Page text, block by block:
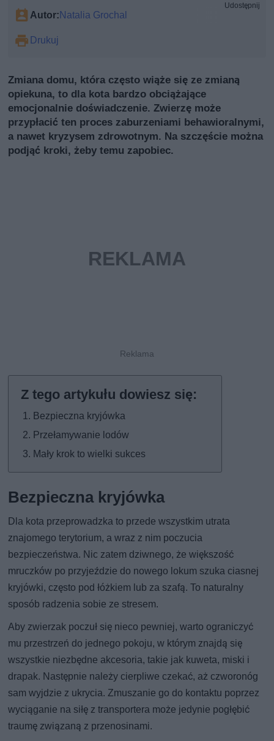
Autor:Natalia Grochal
Drukuj
Udostępnij
Zmiana domu, która często wiąże się ze zmianą
opiekuna, to dla kota bardzo obciążające
emocjonalnie doświadczenie. Zwierzę może
przypłacić ten proces zaburzeniami behawioralnymi,
a nawet kryzysem zdrowotnym. Na szczęście można
podjąć kroki, żeby temu zapobiec.
Bezpieczna kryjówka
Przełamywanie lodów
Mały krok to wielki sukces
Bezpieczna kryjówka
Dla kota przeprowadzka to przede wszystkim utrata
znajomego terytorium, a wraz z nim poczucia
bezpieczeństwa. Nic zatem dziwnego, że większość
mruczków po przyjeździe do nowego lokum szuka ciasnej
kryjówki, często pod łóżkiem lub za szafą. To naturalny
sposób radzenia sobie ze stresem.
Aby zwierzak poczuł się nieco pewniej, warto ograniczyć
mu przestrzeń do jednego pokoju, w którym znajdą się
wszystkie niezbędne akcesoria, takie jak kuweta, miski i
drapak. Następnie należy cierpliwe czekać, aż czworonóg
sam wyjdzie z ukrycia. Zmuszanie go do kontaktu poprzez
wyciąganie na siłę z transportera może jedynie pogłębić
traumę związaną z przenosinami.